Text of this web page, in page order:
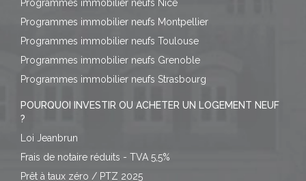
Programmes immobilier neufs Nice
Programmes immobilier neufs Montpellier
Programmes immobilier neufs Toulouse
Programmes immobilier neufs Grenoble
Programmes immobilier neufs Strasbourg
POURQUOI INVESTIR OU ACHETER UN LOGEMENT NEUF
?
Loi Jeanbrun
Frais de notaire réduits - TVA 5,5%
Prêt à taux zéro / PTZ 2025